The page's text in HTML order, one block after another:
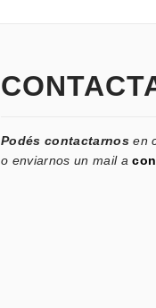
Podés contactarnos en
o enviarnos un mail a